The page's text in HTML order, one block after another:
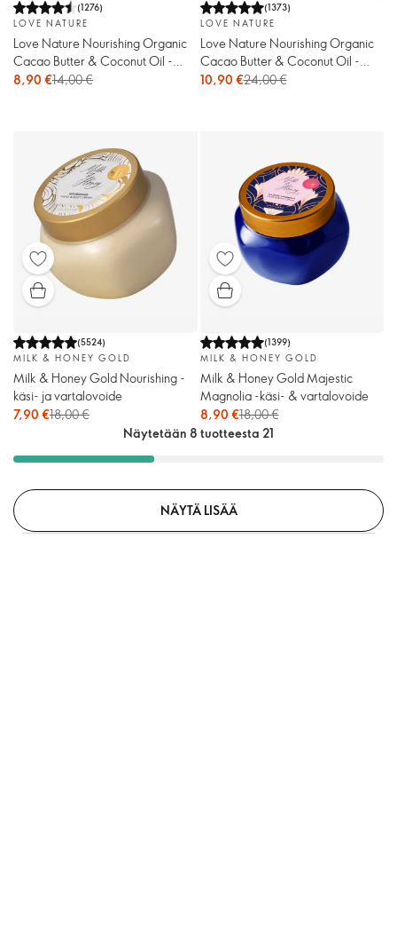
(1276)
LOVE NATURE
Love Nature Nourishing Organic
Cacao Butter & Coconut Oil -
vartalovoide
8,90 €14,00 €
(1373)
LOVE NATURE
Love Nature Nourishing Organic
Cacao Butter & Coconut Oil -
vartaloemulsio (megajumbo)
10,90 €24,00 €
(5524)
MILK & HONEY GOLD
Milk & Honey Gold Nourishing -
käsi- ja vartalovoide
7,90 €18,00 €
(1399)
MILK & HONEY GOLD
Milk & Honey Gold Majestic
Magnolia -käsi- & vartalovoide
8,90 €18,00 €
Näytetään 8 tuotteesta 21
NÄYTÄ LISÄÄ